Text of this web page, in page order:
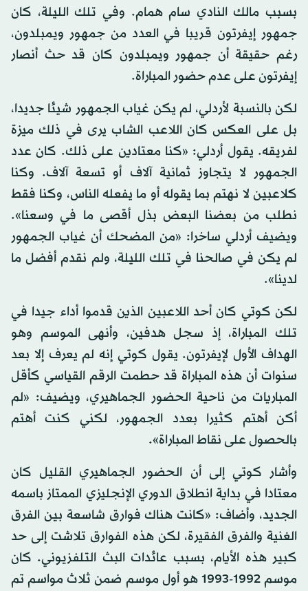
بسبب مالك النادي سام همام. وفي تلك الليلة، كان
جمهور إيفرتون قريبا في العدد من جمهور ويمبلدون،
رغم حقيقة أن جمهور ويمبلدون كان قد حث أنصار
إيفرتون على عدم حضور المباراة.
لكن بالنسبة لأردلي، لم يكن غياب الجمهور شيئا جديدا،
بل على العكس كان اللاعب الشاب يرى في ذلك ميزة
لفريقه. يقول أردلي: «كنا معتادين على ذلك. كان عدد
الجمهور لا يتجاوز ثمانية آلاف أو تسعة آلاف. وكنا
كلاعبين لا نهتم بما يقوله أو ما يفعله الناس، وكنا فقط
نطلب من بعضنا البعض بذل أقصى ما في وسعنا».
ويضيف أردلي ساخرا: «من المضحك أن غياب الجمهور
لم يكن في صالحنا في تلك الليلة، ولم نقدم أفضل ما
لدينا».
لكن كوتي كان أحد اللاعبين الذين قدموا أداء جيدا في
تلك المباراة، إذ سجل هدفين، وأنهى الموسم وهو
الهداف الأول لإيفرتون. يقول كوتي إنه لم يعرف إلا بعد
سنوات أن هذه المباراة قد حطمت الرقم القياسي كأقل
المباريات من ناحية الحضور الجماهيري، ويضيف: «لم
أكن أهتم كثيرا بعدد الجمهور، لكني كنت أهتم
بالحصول على نقاط المباراة».
وأشار كوتي إلى أن الحضور الجماهيري القليل كان
معتادا في بداية انطلاق الدوري الإنجليزي الممتاز باسمه
الجديد، وأضاف: «كانت هناك فوارق شاسعة بين الفرق
الغنية والفرق الفقيرة، لكن هذه الفوارق تلاشت إلى حد
كبير هذه الأيام، بسبب عائدات البث التلفزيوني. كان
موسم 1992-1993 هو أول موسم ضمن ثلاث مواسم تم